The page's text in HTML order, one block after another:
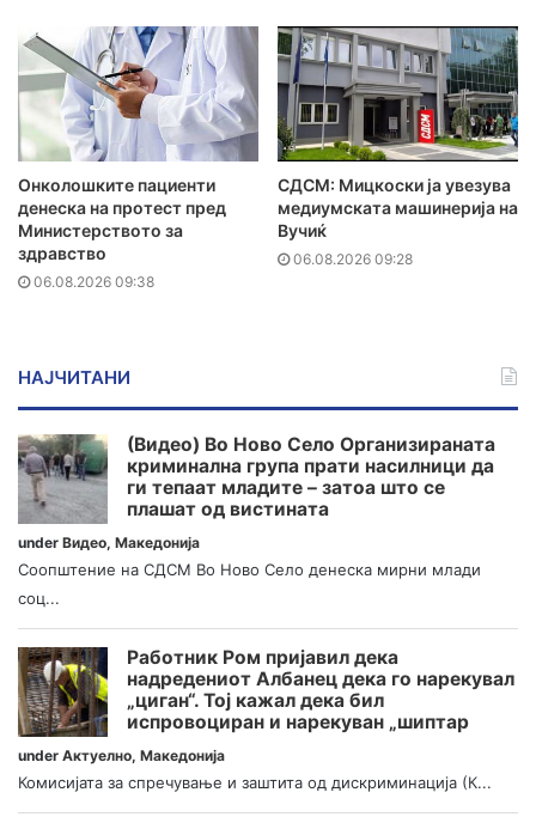
Онколошките пациенти
денеска на протест пред
Министерството за
здравство
06.08.2026 09:38
СДСМ: Мицкоски ја увезува
медиумската машинерија на
Вучиќ
06.08.2026 09:28
НАЈЧИТАНИ
(Видео) Во Ново Село Организираната
криминална група прати насилници да
ги тепаат младите – затоа што се
плашат од вистината
under Видео, Македонија
Соопштение на СДСМ Во Ново Село денеска мирни млади
соц...
Работник Ром пријавил дека
надредениот Албанец дека го нарекувал
„циган“. Тој кажал дека бил
испровоциран и нарекуван „шиптар
under Актуелно, Македонија
Комисијата за спречување и заштита од дискриминација (К...